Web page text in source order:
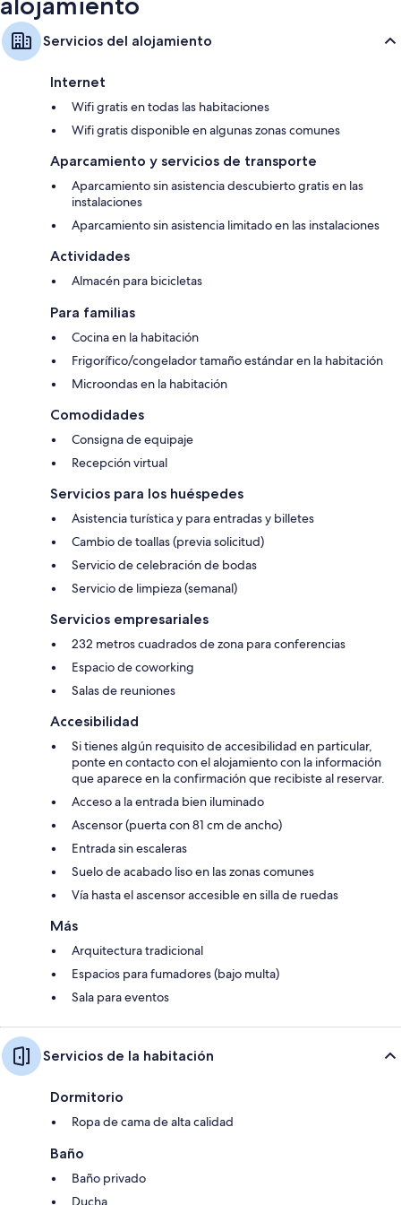
Servicios del alojamiento
Internet
Wifi gratis en todas las habitaciones
Wifi gratis disponible en algunas zonas comunes
Aparcamiento y servicios de transporte
Aparcamiento sin asistencia descubierto gratis en las
instalaciones
Aparcamiento sin asistencia limitado en las instalaciones
Actividades
Almacén para bicicletas
Para familias
Cocina en la habitación
Frigorífico/congelador tamaño estándar en la habitación
Microondas en la habitación
Comodidades
Consigna de equipaje
Recepción virtual
Servicios para los huéspedes
Asistencia turística y para entradas y billetes
Cambio de toallas (previa solicitud)
Servicio de celebración de bodas
Servicio de limpieza (semanal)
Servicios empresariales
232 metros cuadrados de zona para conferencias
Espacio de coworking
Salas de reuniones
Accesibilidad
Si tienes algún requisito de accesibilidad en particular,
ponte en contacto con el alojamiento con la información
que aparece en la confirmación que recibiste al reservar.
Acceso a la entrada bien iluminado
Ascensor (puerta con 81 cm de ancho)
Entrada sin escaleras
Suelo de acabado liso en las zonas comunes
Vía hasta el ascensor accesible en silla de ruedas
Más
Arquitectura tradicional
Espacios para fumadores (bajo multa)
Sala para eventos
Servicios de la habitación
Dormitorio
Ropa de cama de alta calidad
Baño
Baño privado
Ducha